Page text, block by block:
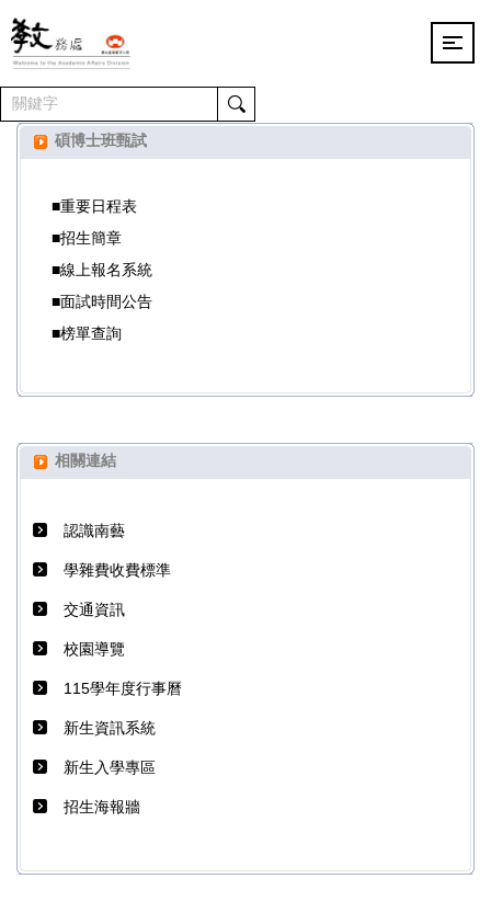
跳
到
主
要
內
容
碩博士班甄試
■重要日程表
■招生簡章
■線上報名系統
■面試時間公告
■榜單查詢
相關連結
認識南藝
學雜費收費標準
交通資訊
校園導覽
115學年度行事曆
新生資訊系統
新生入學專區
招生海報牆